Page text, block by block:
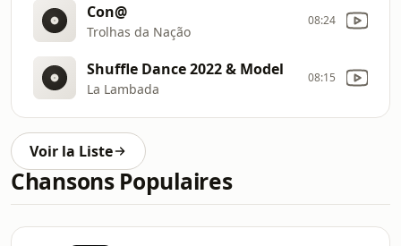
Con@
Trolhas da Nação
08:24
Shuffle Dance 2022 & Model
La Lambada
08:15
Voir la Liste
Chansons Populaires